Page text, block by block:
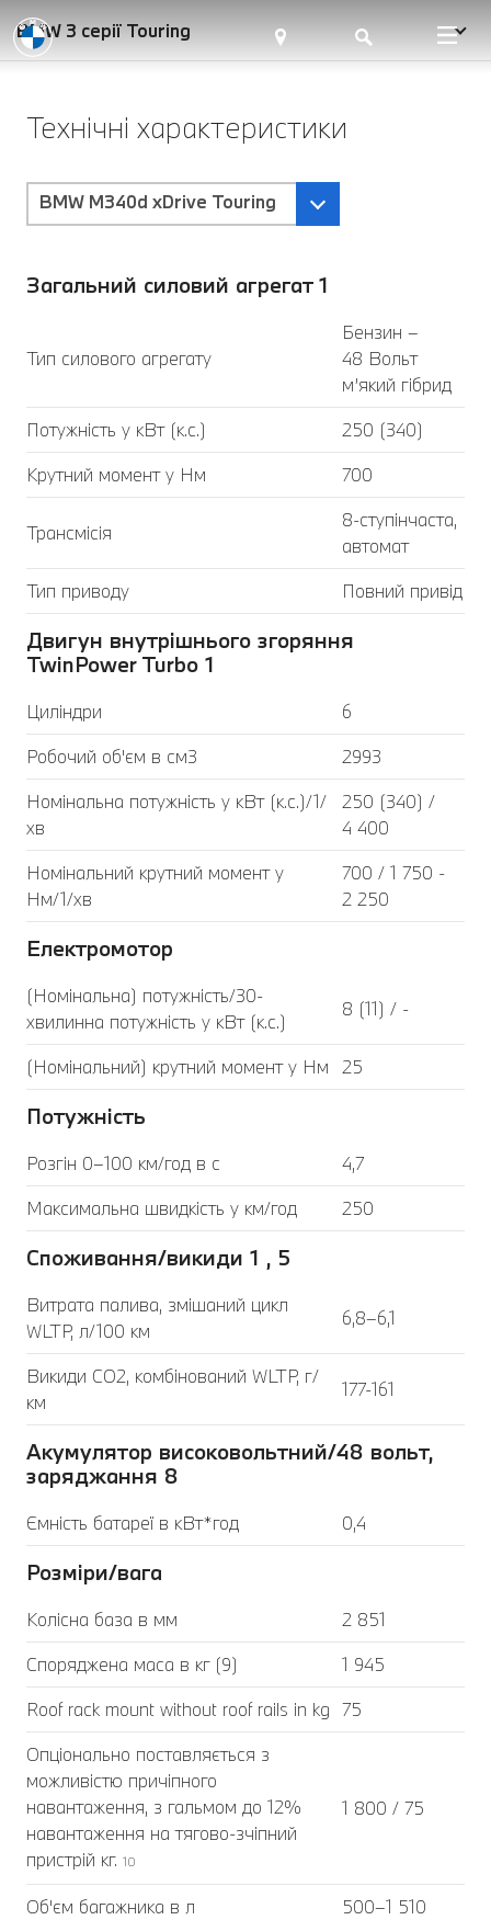
BMW 3 серії Touring
Технічні характеристики
BMW M340d xDrive Touring
Загальний силовий агрегат 1
Тип силового агрегату
Бензин –
48 Вольт
м’який гібрид
Потужність у кВт (к.с.)
250 (340)
Крутний момент у Нм
700
Трансмісія
8-ступінчаста,
автомат
Тип приводу
Повний привід
Двигун внутрішнього згоряння
TwinPower Turbo 1
Циліндри
6
Робочий об'єм в см3
2993
Номінальна потужність у кВт (к.с.)/1/
хв
250 (340) /
4 400
Номінальний крутний момент у
Нм/1/хв
700 / 1 750 -
2 250
Електромотор
(Номінальна) потужність/30-
хвилинна потужність у кВт (к.с.)
8 (11) / -
(Номінальний) крутний момент у Нм 25
Потужність
Розгін 0–100 км/год в с
4,7
Максимальна швидкість у км/год
250
Споживання/викиди 1 , 5
Витрата палива, змішаний цикл
WLTP, л/100 км
6,8–6,1
Викиди CO2, комбінований WLTP, г/
км
177-161
Акумулятор високовольтний/48 вольт,
заряджання 8
Ємність батареї в кВт*год 0,4
Розміри/вага
Колісна база в мм
2 851
Споряджена маса в кг (9)
1 945
Roof rack mount without roof rails in kg 75
Опціонально поставляється з
можливістю причіпного
навантаження, з гальмом до 12%
навантаження на тягово-зчіпний
пристрій кг. 10
1 800 / 75
Об'єм багажника в л
500–1 510